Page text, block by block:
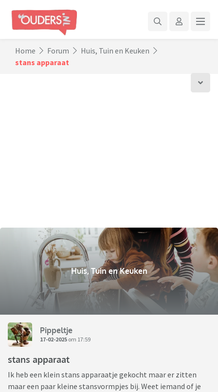
Home Forum
Huis, Tuin en Keuken
stans apparaat
Huis, Tuin en Keuken
Pippeltje
17-02-2025 om 17:59
stans apparaat
Ik heb een klein stans apparaatje gekocht maar er zitten
maar een paar kleine stansvormpjes bij. Weet iemand of je